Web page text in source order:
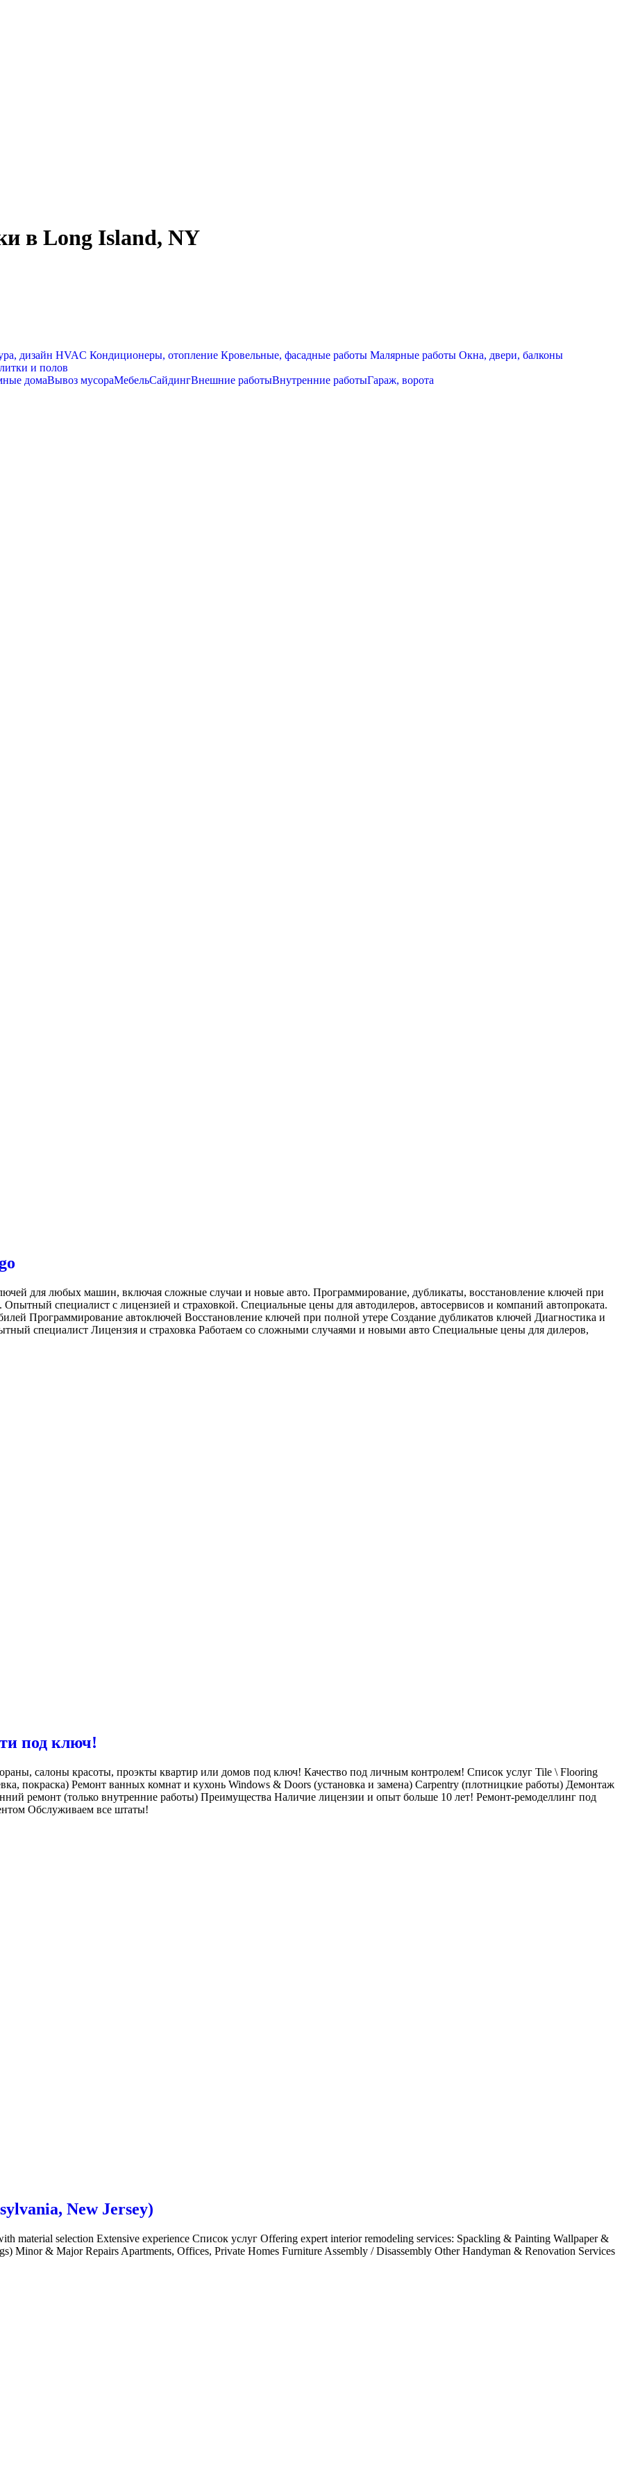
в Long Island, NY
дизайн HVAC Кондиционеры, oтопление Кровельные, фасадные работы Малярные работы Окна, двери, балконы
и полов
домаВывоз мусораМебельСайдингВнешние работыВнутренние работыГараж, ворота
для любых машин, включая сложные случаи и новые авто. Программирование, дубликаты, восстановление ключей при
специалист с лицензией и страховкой. Специальные цены для автодилеров, автосервисов и компаний автопроката.
Программирование автоключей Восстановление ключей при полной утере Создание дубликатов ключей Диагностика и
специалист Лицензия и страховка Работаем со сложными случаями и новыми авто Специальные цены для дилеров,
под ключ!
салоны красоты, проэкты квартир или домов под ключ! Качество под личным контролем! Список услуг Tile \ Flooring
покраска) Ремонт ванных комнат и кухонь Windows & Doors (установка и замена) Carpentry (плотницкие работы) Демонтаж
ремонт (только внутренние работы) Преимущества Наличие лицензии и опыт больше 10 лет! Ремонт-ремоделлинг под
Обслуживаем все штаты!
New Jersey)
material selection Extensive experience Список услуг Offering expert interior remodeling services: Spackling & Painting Wallpaper &
& Major Repairs Apartments, Offices, Private Homes Furniture Assembly / Disassembly Other Handyman & Renovation Services